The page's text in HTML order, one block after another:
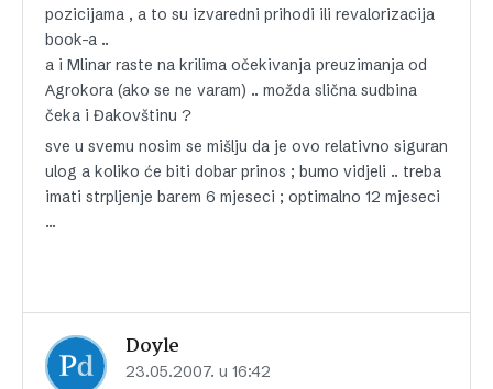
pozicijama , a to su izvaredni prihodi ili revalorizacija
book-a ..
a i Mlinar raste na krilima očekivanja preuzimanja od
Agrokora (ako se ne varam) .. možda slična sudbina
čeka i Đakovštinu ?
sve u svemu nosim se mišlju da je ovo relativno siguran
ulog a koliko će biti dobar prinos ; bumo vidjeli .. treba
imati strpljenje barem 6 mjeseci ; optimalno 12 mjeseci
…
Doyle
23.05.2007. u 16:42